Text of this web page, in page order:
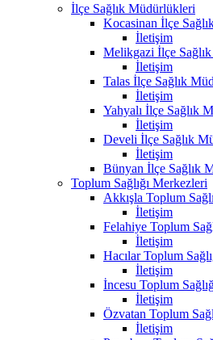
İlçe Sağlık Müdürlükleri
Kocasinan İlçe
İletişim
Melikgazi İlçe
İletişim
Talas İlçe Sağlık
İletişim
Yahyalı İlçe Sağlık
İletişim
Develi İlçe Sağlık
İletişim
Bünyan İlçe Sağlık
Toplum Sağlığı Merkezleri
Akkışla Toplum
İletişim
Felahiye Toplum
İletişim
Hacılar Toplum
İletişim
İncesu Toplum
İletişim
Özvatan Toplum
İletişim